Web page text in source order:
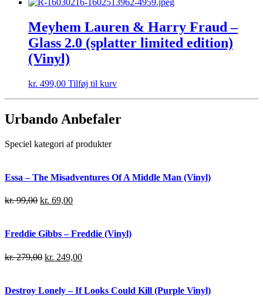
Meyhem Lauren & Harry Fraud –
Glass 2.0 (splatter limited edition)
(Vinyl)
kr. 499,00 Tilføj til kurv
Urbando Anbefaler
Speciel kategori af produkter
Essa – The Misadventures Of A Middle Man (Vinyl)
kr.99,00 kr. 69,00
Freddie Gibbs – Freddie (Vinyl)
kr.279,00 kr. 249,00
Destroy Lonely – If Looks Could Kill (Purple Vinyl)